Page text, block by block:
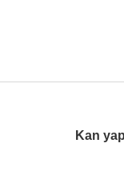
Kan